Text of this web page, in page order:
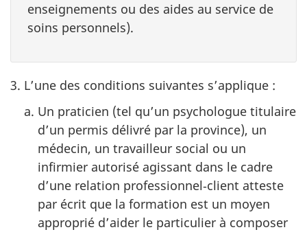
enseignements ou des aides au service de
soins personnels).
3. L’une des conditions suivantes s’applique :
Un praticien (tel qu’un psychologue titulaire
d’un permis délivré par la province), un
médecin, un travailleur social ou un
infirmier autorisé agissant dans le cadre
d’une relation professionnel‑client atteste
par écrit que la formation est un moyen
approprié d’aider le particulier à composer